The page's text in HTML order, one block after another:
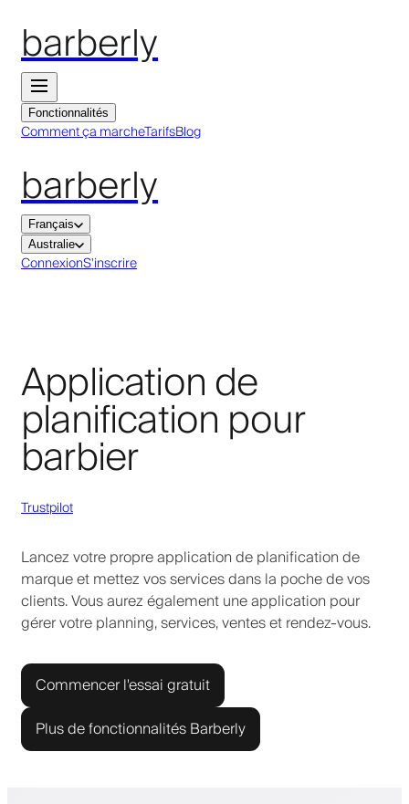
barberly
Fonctionnalités
Comment ça marcheTarifsBlog
barberly
Français
Australie
ConnexionS'inscrire
Application de
planification pour
barbier
Trustpilot
Lancez votre propre application de planification de
marque et mettez vos services dans la poche de vos
clients. Vous aurez également une application pour
gérer votre planning, services, ventes et rendez-vous.
Commencer l'essai gratuit
Plus de fonctionnalités Barberly